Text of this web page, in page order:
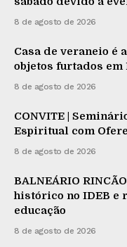
8 de agosto de 2026
Casa de veraneio é
objetos furtados em
8 de agosto de 2026
CONVITE |
Espiritual com
8 de agosto de 2026
BALNEÁRIO
histórico no IDEB e
educação
8 de agosto de 2026